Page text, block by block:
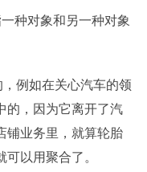
种对象和另一种对象
例如在关心汽车的领
的，因为它离开了汽
铺业务里，就算轮胎
以用聚合了。